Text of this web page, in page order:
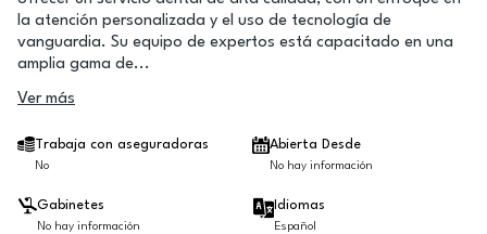
la atención personalizada y el uso de tecnología de
vanguardia. Su equipo de expertos está capacitado en una
amplia gama de...
Ver más
Trabaja con aseguradoras
No
Abierta Desde
No hay información
Gabinetes
No hay información
Idiomas
Español